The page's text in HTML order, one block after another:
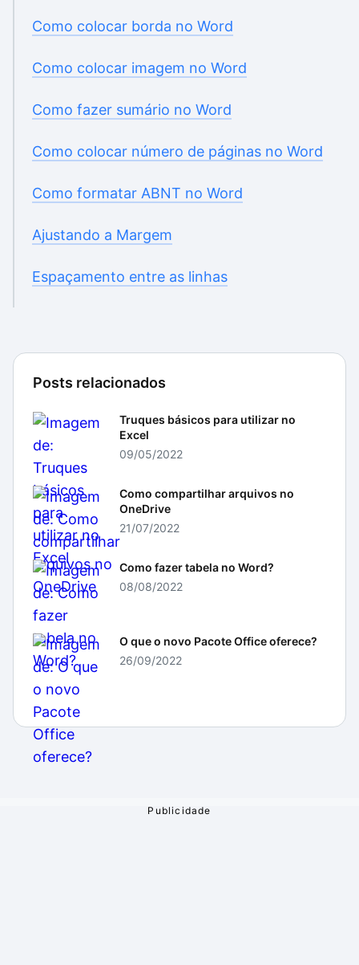
Como colocar borda no Word
Como colocar imagem no Word
Como fazer sumário no Word
Como colocar número de páginas no Word
Como formatar ABNT no Word
Ajustando a Margem
Espaçamento entre as linhas
Posts relacionados
Truques básicos para utilizar no
Excel
09/05/2022
Como compartilhar arquivos no
OneDrive
21/07/2022
Como fazer tabela no Word?
08/08/2022
O que o novo Pacote Office oferece?
26/09/2022